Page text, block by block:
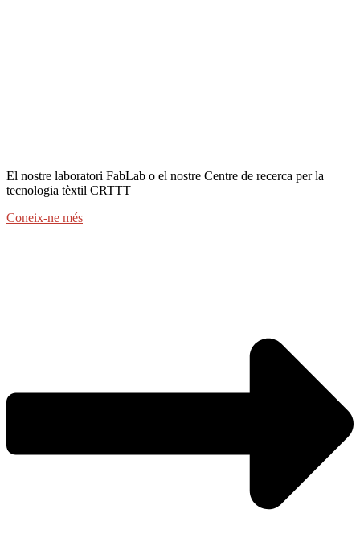
El nostre laboratori FabLab o el nostre Centre de recerca per la
tecnologia tèxtil CRTTT
Coneix-ne més